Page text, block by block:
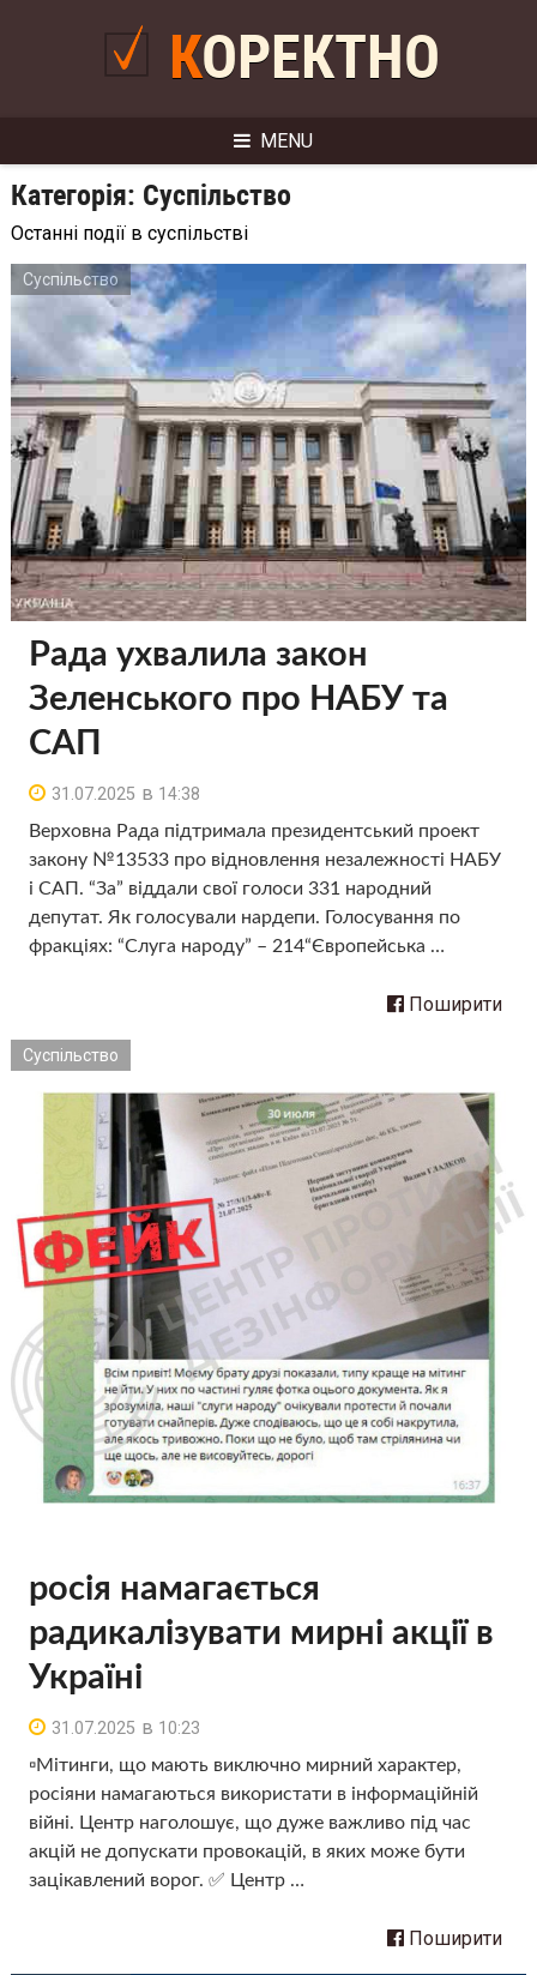
КОРЕКТНО
MENU
Категорія: Суспільство
Останні події в суспільстві
Суспільство
Рада ухвалила закон
Зеленського про НАБУ та
САП
31.07.2025 в 14:38
Верховна Рада підтримала президентський проект
закону №13533 про відновлення незалежності НАБУ
і САП. “За” віддали свої голоси 331 народний
депутат. Як голосували нардепи. Голосування по
фракціях: “Слуга народу” – 214“Європейська …
Поширити
Суспільство
росія намагається
радикалізувати мирні акції в
Україні
31.07.2025 в 10:23
▫️Мітинги, що мають виключно мирний характер,
росіяни намагаються використати в інформаційній
війні. Центр наголошує, що дуже важливо під час
акцій не допускати провокацій, в яких може бути
зацікавлений ворог. ✅ Центр …
Поширити